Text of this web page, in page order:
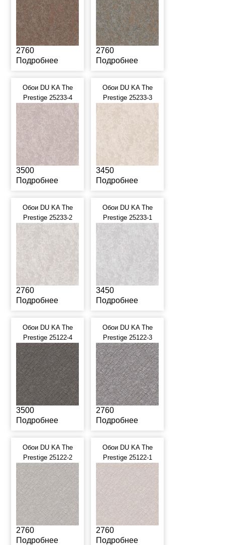
2760
Подробнее
2760
Подробнее
Обои DU KA The
Prestige 25233-4
3500
Подробнее
Обои DU KA The
Prestige 25233-3
3450
Подробнее
Обои DU KA The
Prestige 25233-2
2760
Подробнее
Обои DU KA The
Prestige 25233-1
3450
Подробнее
Обои DU KA The
Prestige 25122-4
3500
Подробнее
Обои DU KA The
Prestige 25122-3
2760
Подробнее
Обои DU KA The
Prestige 25122-2
2760
Подробнее
Обои DU KA The
Prestige 25122-1
2760
Подробнее